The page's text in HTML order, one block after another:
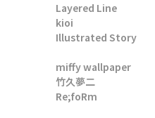
Layered Line
kioi
Illustrated Story
miffy wallpaper
竹久夢二
Re;foRm